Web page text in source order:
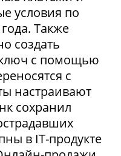
условия по
Также
создать
с помощью
с
настраивают
сохранил
в IT-продукте